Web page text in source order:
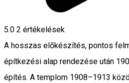
5.0 2 értékelések
A hosszas előkészítés, pontos
építkezési alap rendezése után
építés. A templom 1908–1913